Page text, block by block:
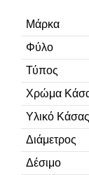
Μάρκα
Φύλο
Τύπος
Χρώμα
Υλικό Κάσας
Διάμετρος
Δέσιμο